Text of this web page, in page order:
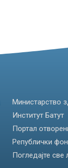
Министарство
Институт Батут
Портал
Републички
Погледајте све